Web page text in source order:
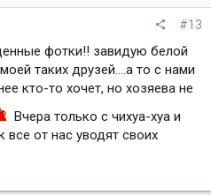
#13
фотки!! завидую белой
таких друзей....а то с нами
кто-то хочет, но хозяева не
Вчера только с чихуа-хуа и
все от нас уводят своих